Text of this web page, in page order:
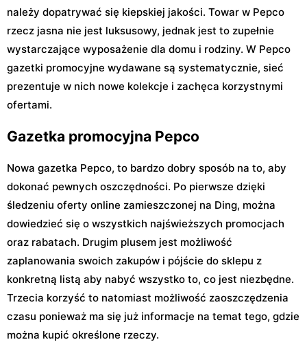
należy dopatrywać się kiepskiej jakości. Towar w Pepco
rzecz jasna nie jest luksusowy, jednak jest to zupełnie
wystarczające wyposażenie dla domu i rodziny. W Pepco
gazetki promocyjne wydawane są systematycznie, sieć
prezentuje w nich nowe kolekcje i zachęca korzystnymi
ofertami.
Gazetka promocyjna Pepco
Nowa gazetka Pepco, to bardzo dobry sposób na to, aby
dokonać pewnych oszczędności. Po pierwsze dzięki
śledzeniu oferty online zamieszczonej na Ding, można
dowiedzieć się o wszystkich najświeższych promocjach
oraz rabatach. Drugim plusem jest możliwość
zaplanowania swoich zakupów i pójście do sklepu z
konkretną listą aby nabyć wszystko to, co jest niezbędne.
Trzecia korzyść to natomiast możliwość zaoszczędzenia
czasu ponieważ ma się już informacje na temat tego, gdzie
można kupić określone rzeczy.